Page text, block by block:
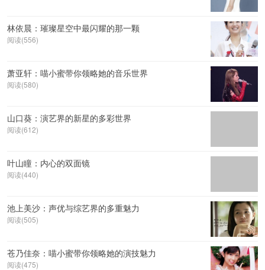
林依晨：璀璨星空中最闪耀的那一颗
阅读(556)
萧亚轩：喵小蜜带你领略她的音乐世界
阅读(580)
山口葵：演艺界的新星的多彩世界
阅读(612)
叶山瞳：内心的双面镜
阅读(440)
池上美沙：声优与综艺界的多重魅力
阅读(505)
苍乃佳奈：喵小蜜带你领略她的演技魅力
阅读(475)